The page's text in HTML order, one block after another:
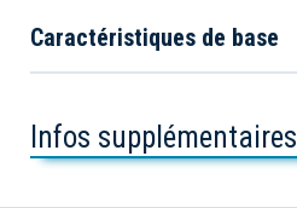
Caractéristiques de base
Infos supplémentaires